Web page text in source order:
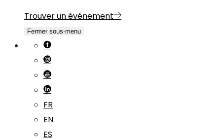
Trouver un événement
Fermer sous-menu
FR
EN
ES